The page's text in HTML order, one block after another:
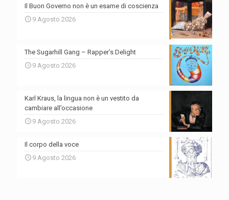
Il Buon Governo non è un esame di coscienza
9 Agosto 2026
The Sugarhill Gang – Rapper’s Delight
9 Agosto 2026
Karl Kraus, la lingua non è un vestito da
cambiare all’occasione
9 Agosto 2026
Il corpo della voce
9 Agosto 2026